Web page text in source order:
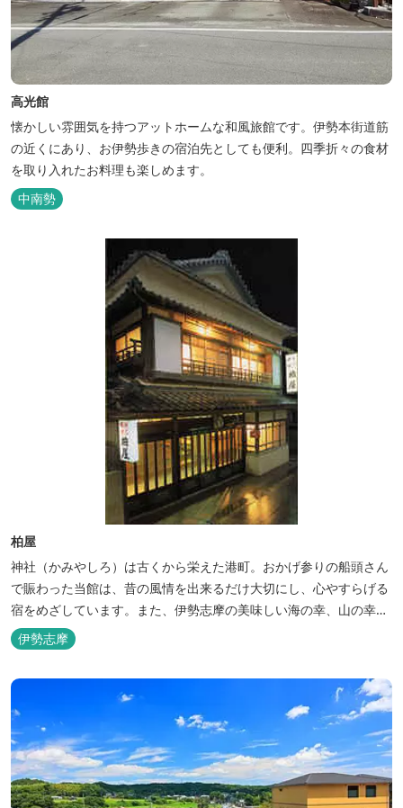
高光館
懐かしい雰囲気を持つアットホームな和風旅館です。伊勢本街道筋
の近くにあり、お伊勢歩きの宿泊先としても便利。四季折々の食材
を取り入れたお料理も楽しめます。
中南勢
柏屋
神社（かみやしろ）は古くから栄えた港町。おかげ参りの船頭さん
で賑わった当館は、昔の風情を出来るだけ大切にし、心やすらげる
宿をめざしています。また、伊勢志摩の美味しい海の幸、山の幸を
低価格でお楽しみください。
伊勢志摩